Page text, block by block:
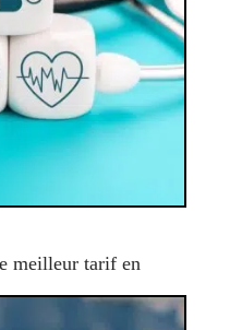
meilleur tarif en